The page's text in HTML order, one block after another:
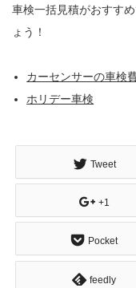
車検一括見積がおすす
ょう！
カーセンサーの車検
ホリデー車検
Tweet
+1
Pocket
feedly